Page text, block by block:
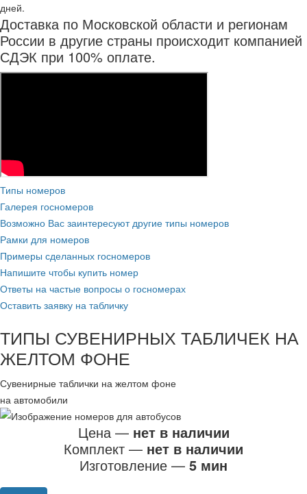
дней.
Доставка по Московской области и регионам
России в другие страны происходит компанией
СДЭК при 100% оплате.
Типы номеров
Галерея госномеров
Возможно Вас заинтересуют другие типы номеров
Рамки для номеров
Примеры сделанных госномеров
Напишите чтобы купить номер
Ответы на частые вопросы о госномерах
Оставить заявку на табличку
ТИПЫ СУВЕНИРНЫХ ТАБЛИЧЕК НА
ЖЕЛТОМ ФОНЕ
Сувенирные таблички на желтом фоне
на автомобили
Цена — нет в наличии
Комплект — нет в наличии
Изготовление — 5 мин